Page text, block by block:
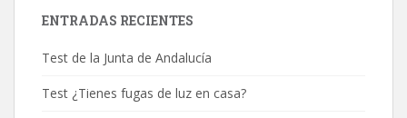
ENTRADAS RECIENTES
Test de la Junta de Andalucía
Test ¿Tienes fugas de luz en casa?